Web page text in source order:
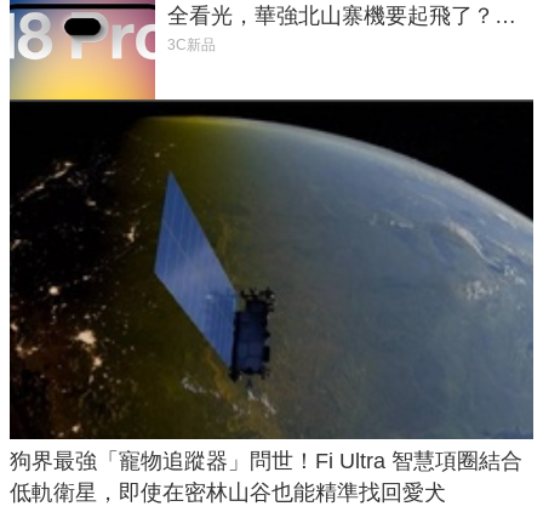
全看光，華強北山寨機要起飛了？專
家曝山寨機無法復刻兩大關鍵
3C新品
狗界最強「寵物追蹤器」問世！Fi Ultra 智慧項圈結合
低軌衛星，即使在密林山谷也能精準找回愛犬